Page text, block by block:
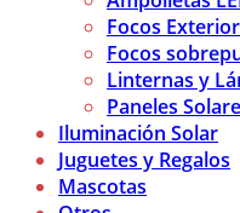
Focos
Focos
Linternas y
Paneles
Iluminación Solar
Juguetes y Regalos
Mascotas